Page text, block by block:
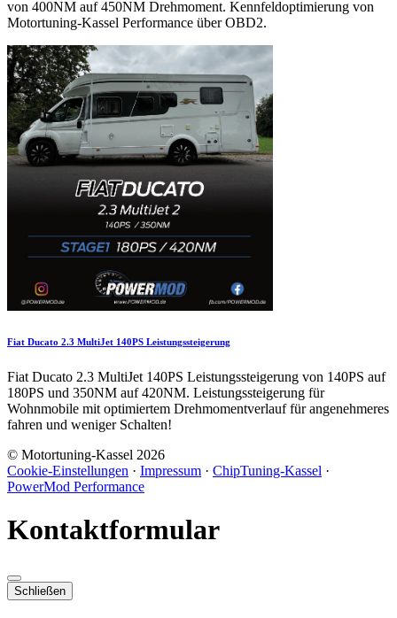
von 400NM auf 450NM Drehmoment. Kennfeldoptimierung von
Motortuning-Kassel Performance über OBD2.
Fiat Ducato 2.3 MultiJet 140PS Leistungssteigerung
Fiat Ducato 2.3 MultiJet 140PS Leistungssteigerung von 140PS auf
180PS und 350NM auf 420NM. Leistungssteigerung für
Wohnmobile mit optimiertem Drehmomentverlauf für angenehmeres
fahren und weniger Schalten!
© Motortuning-Kassel 2026
Cookie-Einstellungen · Impressum · ChipTuning-Kassel ·
PowerMod Performance
Kontaktformular
Schließen